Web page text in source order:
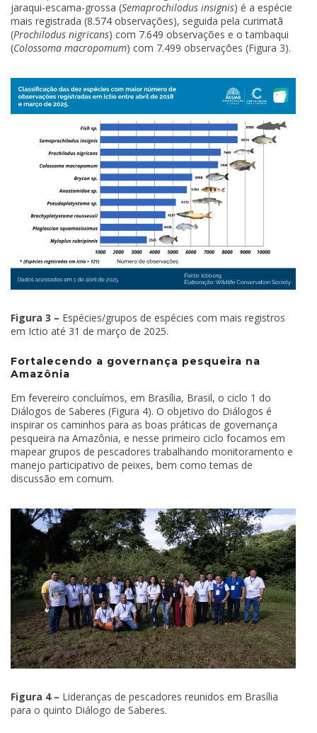
jaraqui-escama-grossa (Semaprochilodus insignis) é a espécie
mais registrada (8.574 observações), seguida pela curimatã
(Prochilodus nigricans) com 7.649 observações e o tambaqui
(Colossoma macropomum) com 7.499 observações (Figura 3).
Figura 3 – Espécies/grupos de espécies com mais registros
em Ictio até 31 de março de 2025.
Fortalecendo a governança pesqueira na
Amazônia
Em fevereiro concluímos, em Brasília, Brasil, o ciclo 1 do
Diálogos de Saberes (Figura 4). O objetivo do Diálogos é
inspirar os caminhos para as boas práticas de governança
pesqueira na Amazônia, e nesse primeiro ciclo focamos em
mapear grupos de pescadores trabalhando monitoramento e
manejo participativo de peixes, bem como temas de
discussão em comum.
Figura 4 – Lideranças de pescadores reunidos em Brasília
para o quinto Diálogo de Saberes.